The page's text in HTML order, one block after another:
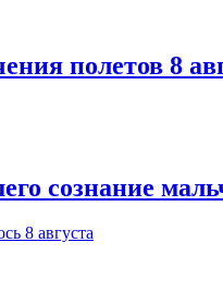
полетов 8
сознание